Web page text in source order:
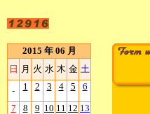
2015 年 06 月
日 月 火 水 木 金 土
- 1 2 3 4 5 6
7 8 9 10 11 12 13